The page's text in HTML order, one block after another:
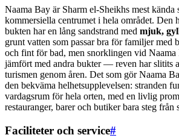
Naama Bay är Sharm el-Sheikhs mest kända
kommersiella centrumet i hela området. Den
bukten har en lång sandstrand med mjuk,
grunt vatten som passar bra för familjer med
och fint för bad, men snorklingen vid Naama
jämfört med andra bukter — reven har slitits
turismen genom åren. Det som gör Naama
den bekväma helhetsupplevelsen: stranden
vardagsrum för hela orten, med en livlig
restauranger, barer och butiker bara steg från
Faciliteter och service#